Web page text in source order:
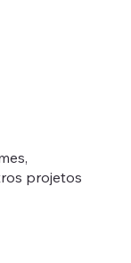
projetos